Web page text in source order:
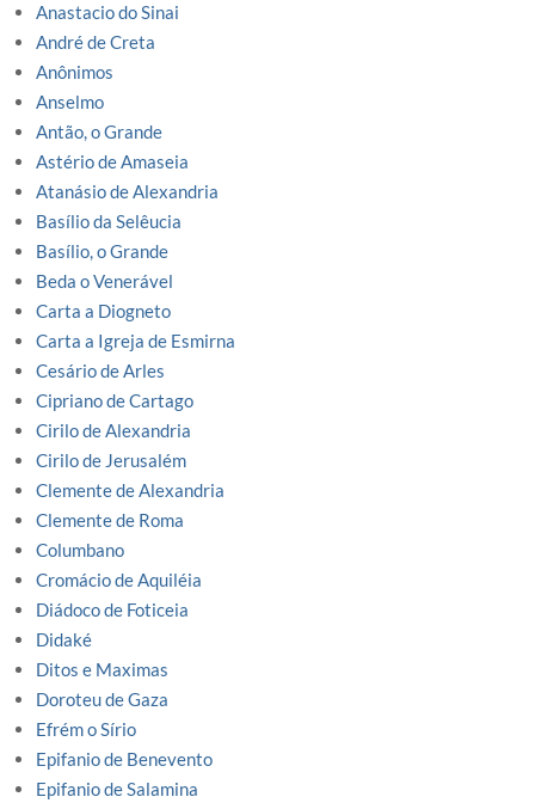
Anastacio do Sinai
André de Creta
Anônimos
Anselmo
Antão, o Grande
Astério de Amaseia
Atanásio de Alexandria
Basílio da Selêucia
Basílio, o Grande
Beda o Venerável
Carta a Diogneto
Carta a Igreja de Esmirna
Cesário de Arles
Cipriano de Cartago
Cirilo de Alexandria
Cirilo de Jerusalém
Clemente de Alexandria
Clemente de Roma
Columbano
Cromácio de Aquiléia
Diádoco de Foticeia
Didaké
Ditos e Maximas
Doroteu de Gaza
Efrém o Sírio
Epifanio de Benevento
Epifanio de Salamina